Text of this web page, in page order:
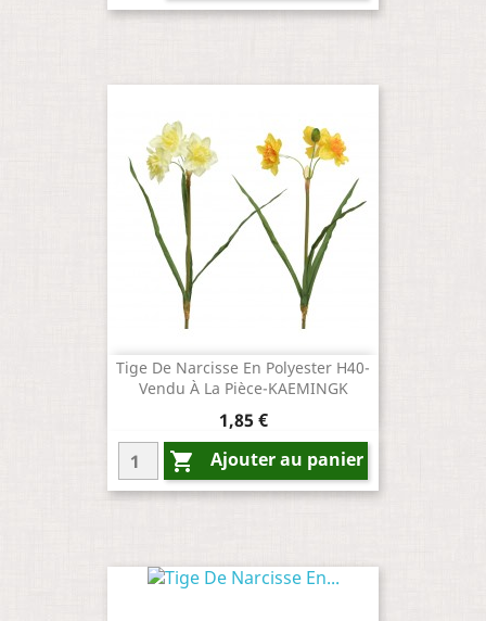
Tige De Narcisse En Polyester H40-
Vendu À La Pièce-KAEMINGK
Prix
1,85 €
 Ajouter au panier